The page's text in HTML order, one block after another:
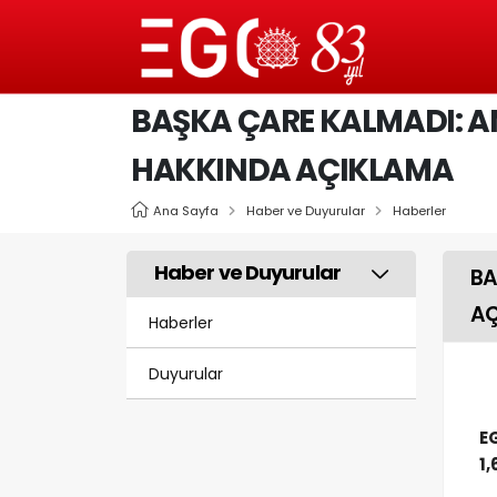
BAŞKA ÇARE KALMADI:
HAKKINDA AÇIKLAMA
Ana Sayfa Haber ve Duyurular Haberler
Haber ve Duyurular
Haberler
Duyurular